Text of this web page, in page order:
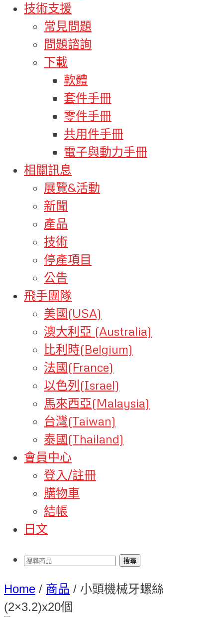
技術支援
常見問題
問題諮詢
下載
軟體
套件手冊
零件手冊
共用件手冊
電子與動力手冊
相關訊息
展覽&活動
新聞
產品
技術
停產項目
公告
飛手團隊
美國(USA)
澳大利亞 (Australia)
比利時(Belgium)
法國(France)
以色列(Israel)
馬來西亞(Malaysia)
台灣(Taiwan)
泰國(Thailand)
會員中心
登入/註冊
購物車
結帳
日文
Home / 商品 / 小頭機械牙螺絲
(2×3.2)x20個